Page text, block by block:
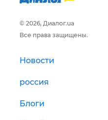
© 2026, Диалог.ua
Все права защищены.
Новости
россия
Блоги